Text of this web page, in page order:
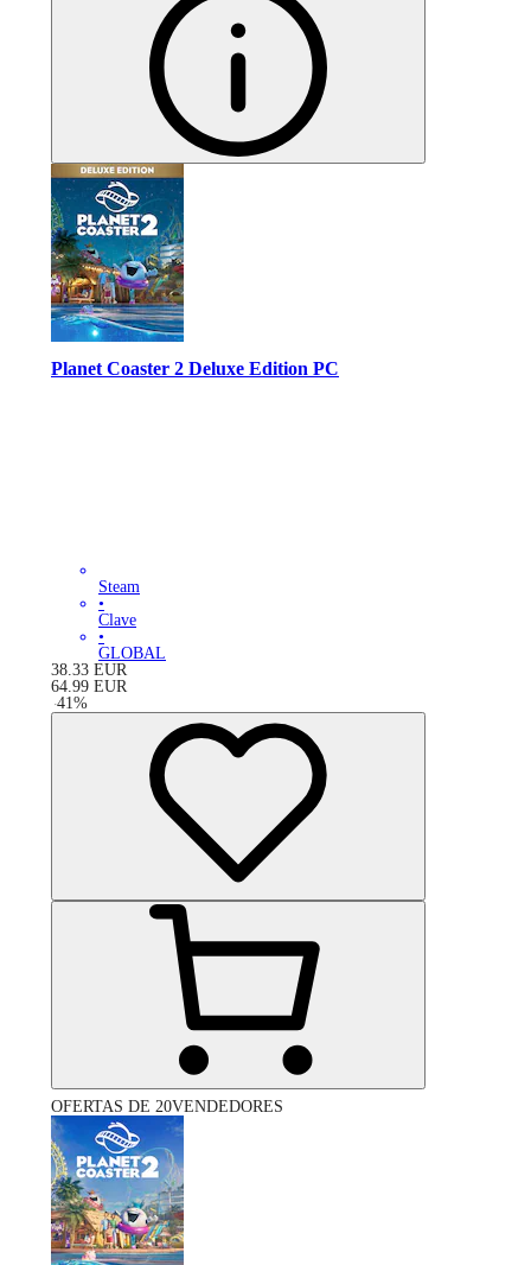
Planet Coaster 2 Deluxe Edition PC
Steam
•
Clave
•
GLOBAL
38.33 EUR
64.99 EUR
-41 %
OFERTAS DE 20VENDEDORES